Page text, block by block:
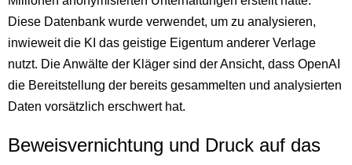
Diese Datenbank wurde verwendet, um zu analysieren,
inwieweit die KI das geistige Eigentum anderer Verlage
nutzt. Die Anwälte der Kläger sind der Ansicht, dass OpenAI
die Bereitstellung der bereits gesammelten und analysierten
Daten vorsätzlich erschwert hat.
Beweisvernichtung und Druck auf das